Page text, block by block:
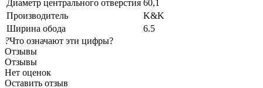
Диаметр центрального отверстия 60,1
Производитель
K&K
Ширина обода
6.5
?Что означают эти цифры?
Отзывы
Отзывы
Нет оценок
Оставить отзыв